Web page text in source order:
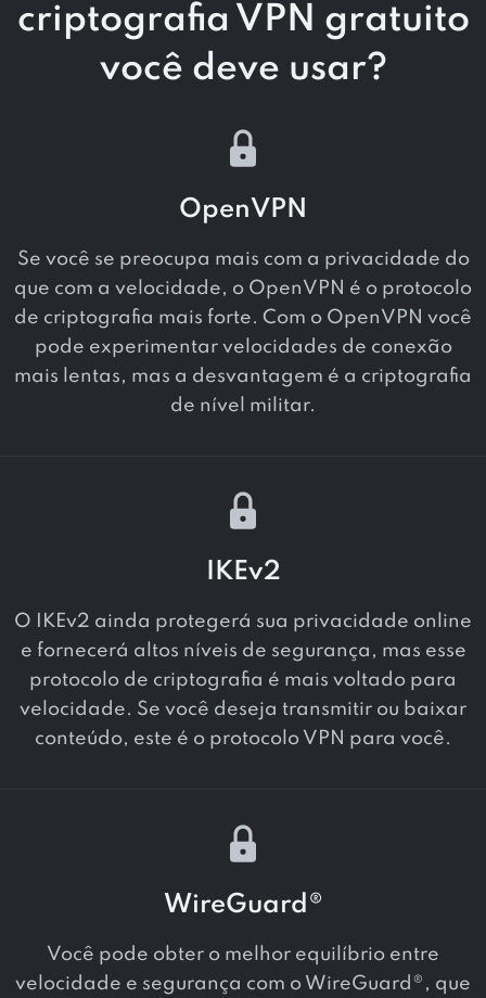
criptografia VPN gratuito
você deve usar?
OpenVPN
Se você se preocupa mais com a privacidade do
que com a velocidade, o OpenVPN é o protocolo
de criptografia mais forte. Com o OpenVPN você
pode experimentar velocidades de conexão
mais lentas, mas a desvantagem é a criptografia
de nível militar.
IKEv2
O IKEv2 ainda protegerá sua privacidade online
e fornecerá altos níveis de segurança, mas esse
protocolo de criptografia é mais voltado para
velocidade. Se você deseja transmitir ou baixar
conteúdo, este é o protocolo VPN para você.
WireGuard®
Você pode obter o melhor equilíbrio entre
velocidade e segurança com o WireGuard®, que